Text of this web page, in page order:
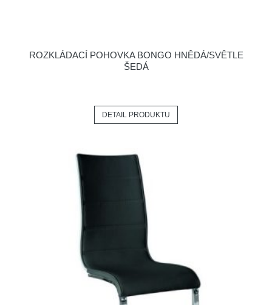
ROZKLÁDACÍ POHOVKA BONGO HNĚDÁ/SVĚTLE
ŠEDÁ
DETAIL PRODUKTU